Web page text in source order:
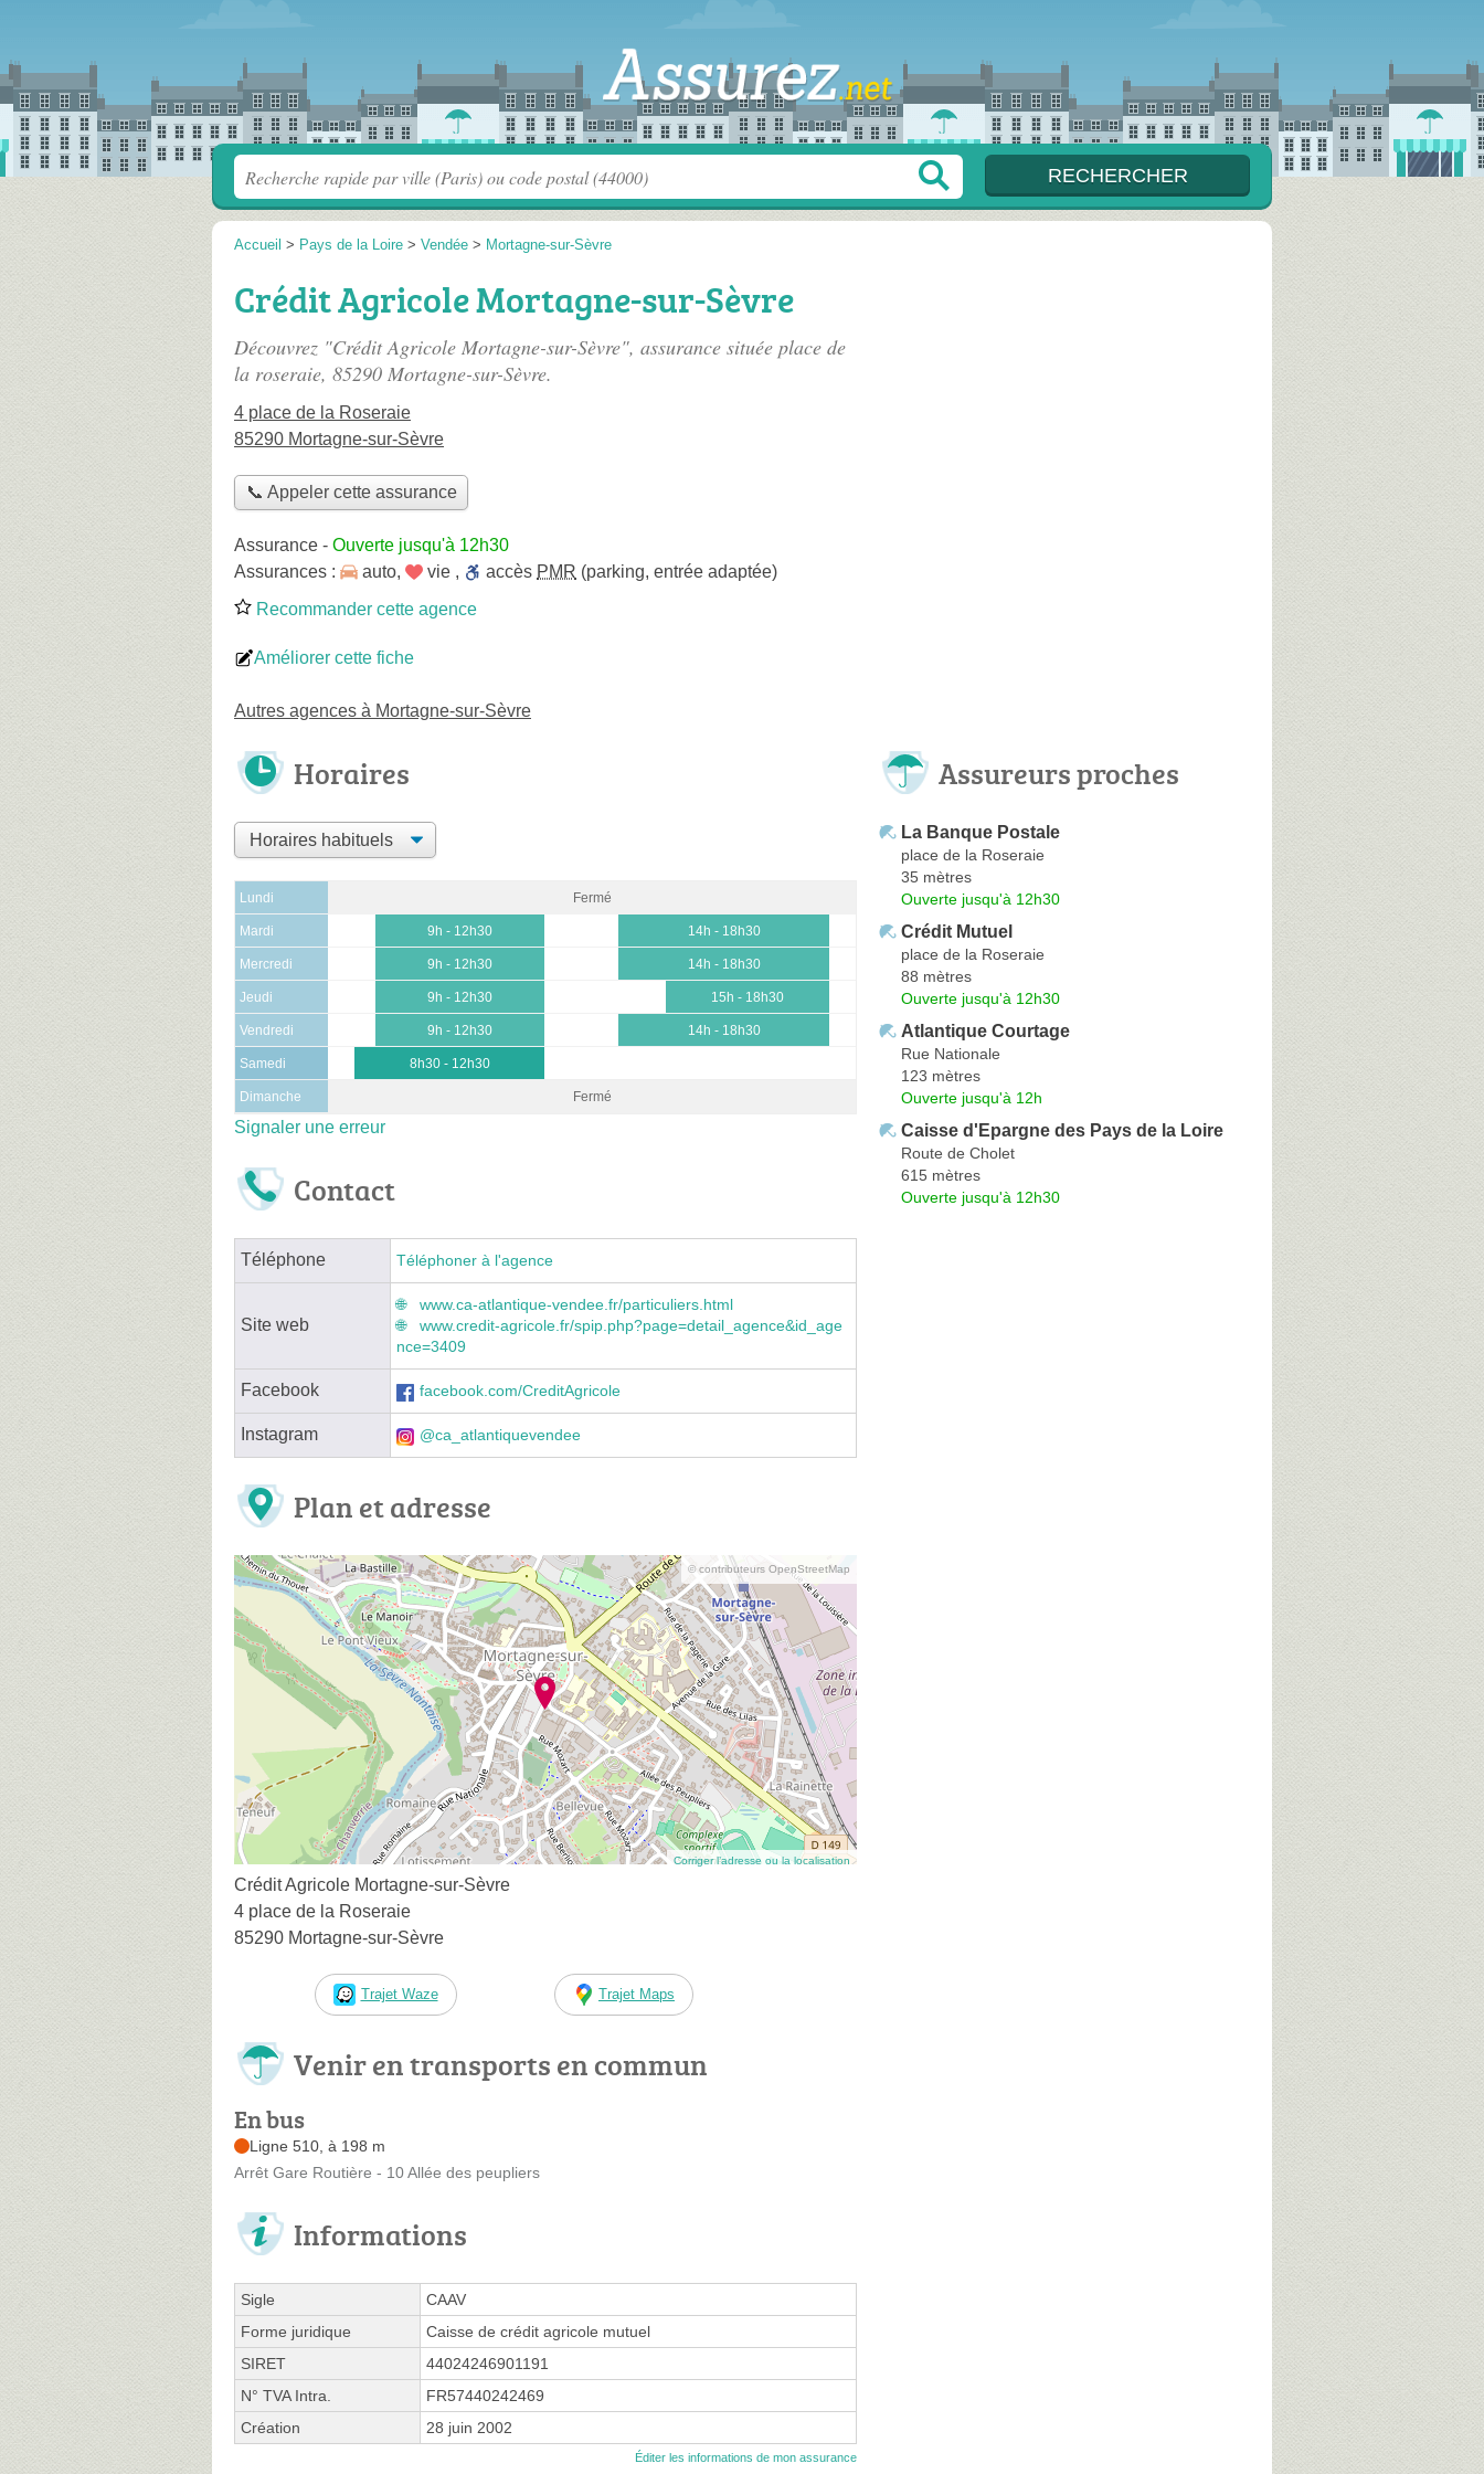
Accueil > Pays de la Loire > Vendée > Mortagne-sur-Sèvre
Crédit Agricole Mortagne-sur-Sèvre
Découvrez "Crédit Agricole Mortagne-sur-Sèvre", assurance située place de
la roseraie, 85290 Mortagne-sur-Sèvre.
4 place de la Roseraie
85290 Mortagne-sur-Sèvre
📞 Appeler cette assurance
Assurance - Ouverte jusqu'à 12h30
Assurances :
auto, vie , accès PMR (parking, entrée adaptée)
Recommander cette agence
Améliorer cette fiche
Autres agences à Mortagne-sur-Sèvre
Horaires
Lundi Fermé
Mardi 9h - 12h30 14h - 18h30
Mercredi 9h - 12h30 14h - 18h30
Jeudi 9h - 12h30 15h - 18h30
Vendredi 9h - 12h30 14h - 18h30
Samedi 8h30 - 12h30
Dimanche Fermé
Signaler une erreur
Contact
Téléphone Téléphoner à l'agence
Site web
www.ca-atlantique-vendee.fr/particuliers.html
www.credit-agricole.fr/spip.php?page=detail_agence&id_age
nce=3409
Facebook facebook.com/CreditAgricole
Instagram @ca_atlantiquevendee
Plan et adresse
© contributeurs OpenStreetMap
Corriger l’adresse ou la localisation
Crédit Agricole Mortagne-sur-Sèvre
4 place de la Roseraie
85290 Mortagne-sur-Sèvre
Trajet Waze Trajet Maps
Venir en transports en commun
En bus
Ligne 510, à 198 m
Arrêt Gare Routière - 10 Allée des peupliers
Informations
Sigle
CAAV
Forme juridique
Caisse de crédit agricole mutuel
SIRET
44024246901191
N° TVA Intra.
FR57440242469
Création
28 juin 2002
Éditer les informations de mon assurance
Assureurs proches
La Banque Postale
place de la Roseraie
35 mètres
Ouverte jusqu'à 12h30
Crédit Mutuel
place de la Roseraie
88 mètres
Ouverte jusqu'à 12h30
Atlantique Courtage
Rue Nationale
123 mètres
Ouverte jusqu'à 12h
Caisse d'Epargne des Pays de la Loire
Route de Cholet
615 mètres
Ouverte jusqu'à 12h30